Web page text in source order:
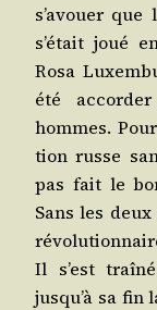
s’avouer
s’était joué
Rosa
été
hommes.
tion russe
pas fait le
Sans les
Il s’est
jusqu’à sa fin